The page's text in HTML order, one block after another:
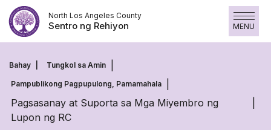
Skip
to
content
North Los Angeles County
Sentro ng Rehiyon MENU
Bahay Tungkol sa Amin
Pampublikong Pagpupulong, Pamamahala
Pagsasanay at Suporta sa Mga Miyembro ng
Lupon ng RC